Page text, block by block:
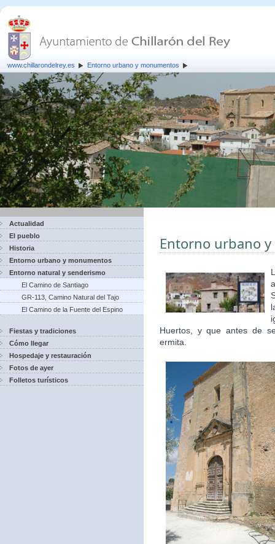
www.chillarondelrey.es Entorno urbano y monumentos
Actualidad
El pueblo
Historia
Entorno urbano y monumentos
Entorno natural y senderismo
El Camino de Santiago
GR-113, Camino Natural del Tajo
El Camino de la Fuente del Espino
Fiestas y tradiciones
Cómo llegar
Hospedaje y restauración
Fotos de ayer
Folletos turísticos
Entorno urbano
Huertos, y que antes de
ermita.